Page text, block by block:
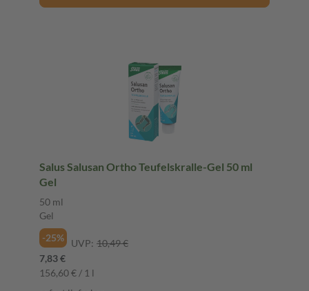
Salus Salusan Ortho Teufelskralle-Gel 50 ml
Gel
50 ml
Gel
-25%
UVP: 10,49 €
7,83 €
156,60 € / 1 l